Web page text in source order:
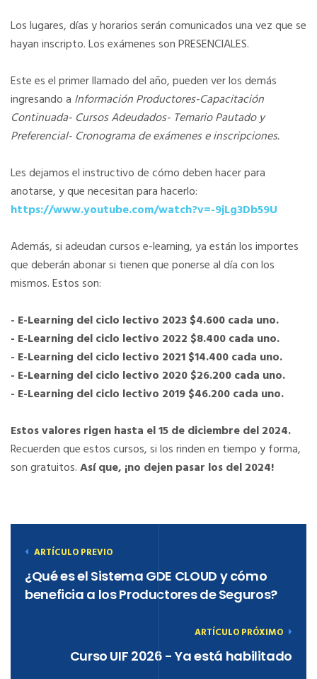
Los lugares, días y horarios serán comunicados una vez que se
hayan inscripto. Los exámenes son PRESENCIALES.
Este es el primer llamado del año, pueden ver los demás
ingresando a Información Productores-Capacitación
Continuada- Cursos Adeudados- Temario Pautado y
Preferencial- Cronograma de exámenes e inscripciones.
Les dejamos el instructivo de cómo deben hacer para
anotarse, y que necesitan para hacerlo:
https://www.youtube.com/watch?v=-9jLg3Db59U
Además, si adeudan cursos e-learning, ya están los importes
que deberán abonar si tienen que ponerse al día con los
mismos. Estos son:
- E-Learning del ciclo lectivo 2023 $4.600 cada uno.
- E-Learning del ciclo lectivo 2022 $8.400 cada uno.
- E-Learning del ciclo lectivo 2021 $14.400 cada uno.
- E-Learning del ciclo lectivo 2020 $26.200 cada uno.
- E-Learning del ciclo lectivo 2019 $46.200 cada uno.
Estos valores rigen hasta el 15 de diciembre del 2024.
Recuerden que estos cursos, si los rinden en tiempo y forma,
son gratuitos.Así que, ¡no dejen pasar los del 2024!
ARTÍCULO PREVIO
¿Qué es el Sistema GDE CLOUD y cómo
beneficia a los Productores de Seguros?
ARTÍCULO PRÓXIMO
Curso UIF 2026 - Ya está habilitado